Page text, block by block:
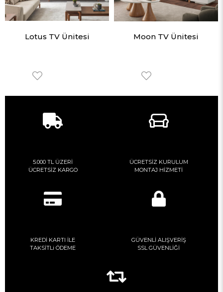
Lotus TV Ünitesi Moon TV Ünitesi
5.000 TL ÜZERİ
ÜCRETSİZ KARGO
ÜCRETSİZ KURULUM
MONTAJ HİZMETİ
KREDİ KARTI İLE
TAKSİTLi ÖDEME
GÜVENLİ ALIŞVERİŞ
SSL GÜVENLİĞİ